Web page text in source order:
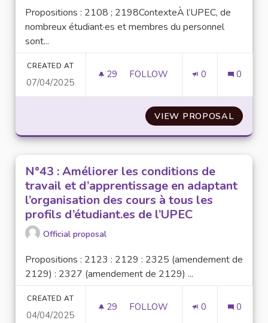
Propositions : 2108 ; 2198ContexteÀ l’UPEC, de
nombreux étudiant·es et membres du personnel
sont...
CREATED AT
07/04/2025
29 29 FOLLOWERS
FOLLOW 0 0
VIEW PROPOSALN°65 :
N°43 : Améliorer les conditions de
travail et d’apprentissage en adaptant
l’organisation des cours à tous les
profils d’étudiant.es de l’UPEC
Official proposal
Propositions : 2123 : 2129 : 2325 (amendement de
2129) : 2327 (amendement de 2129) ...
CREATED AT
04/04/2025
29 29 FOLLOWERS
FOLLOW 0 0